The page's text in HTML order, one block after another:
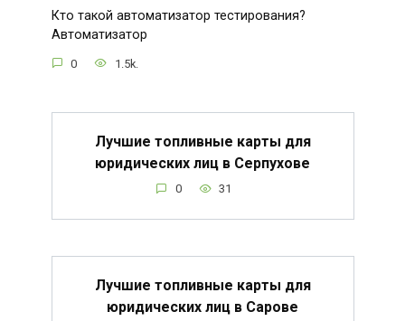
Кто такой автоматизатор тестирования?
Автоматизатор
0 1.5k.
Лучшие топливные карты для
юридических лиц в Серпухове
0 31
Лучшие топливные карты для
юридических лиц в Сарове